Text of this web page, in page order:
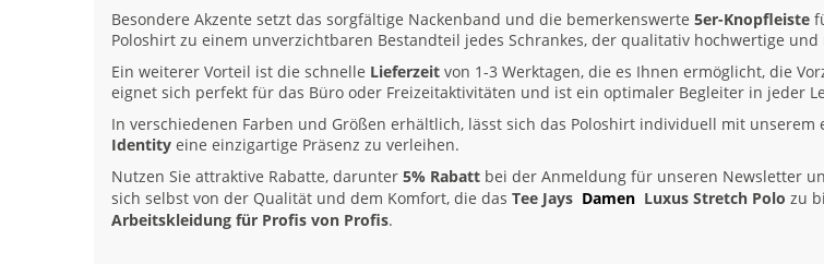
Besondere Akzente setzt das sorgfältige Nackenband und die bemerkenswerte 5er-Knopfleiste
Poloshirt zu einem unverzichtbaren Bestandteil jedes Schrankes, der qualitativ hochwertige und
Ein weiterer Vorteil ist die schnelle Lieferzeit von 1-3 Werktagen, die es Ihnen ermöglicht, die
eignet sich perfekt für das Büro oder Freizeitaktivitäten und ist ein optimaler Begleiter in jeder
In verschiedenen Farben und Größen erhältlich, lässt sich das Poloshirt individuell mit unserem
Identity eine einzigartige Präsenz zu verleihen.
Nutzen Sie attraktive Rabatte, darunter 5% Rabatt bei der Anmeldung für unseren Newsletter
sich selbst von der Qualität und dem Komfort, die das Tee Jays Damen Luxus Stretch Polo zu
Arbeitskleidung für Profis von Profis.